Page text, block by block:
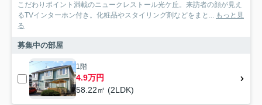
こだわりポイント満載のニュークレストール光ケ丘。来訪者の顔が見え
るTVインターホン付き。化粧品やスタイリング剤などをまと... もっと見
る
募集中の部屋
1階
4.9万円
58.22㎡ (2LDK)